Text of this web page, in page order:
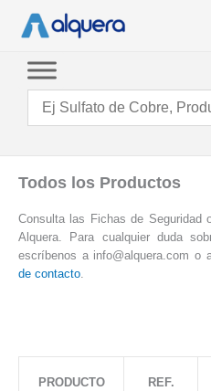
Todos los Productos
Consulta las Fichas de Seguridad
Alquera. Para cualquier duda
escríbenos a info@alquera.com o
de contacto.
PRODUCTO REF.